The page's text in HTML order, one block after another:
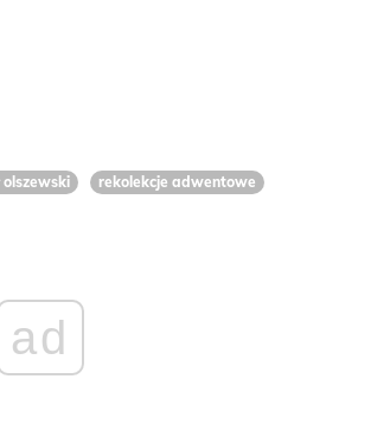
olszewski rekolekcje adwentowe
ad